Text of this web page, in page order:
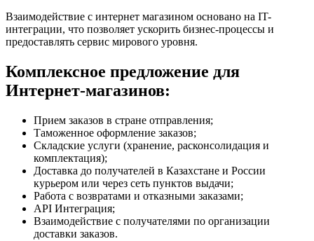
Взаимодействие с интернет магазином основано на IT-
интеграции, что позволяет ускорить бизнес-процессы и
предоставлять сервис мирового уровня.
Комплексное предложение для
Интернет-магазинов:
Прием заказов в стране отправления;
Таможенное оформление заказов;
Складские услуги (хранение, расконсолидация и
комплектация);
Доставка до получателей в Казахстане и России
курьером или через сеть пунктов выдачи;
Работа с возвратами и отказными заказами;
API Интеграция;
Взаимодействие с получателями по организации
доставки заказов.